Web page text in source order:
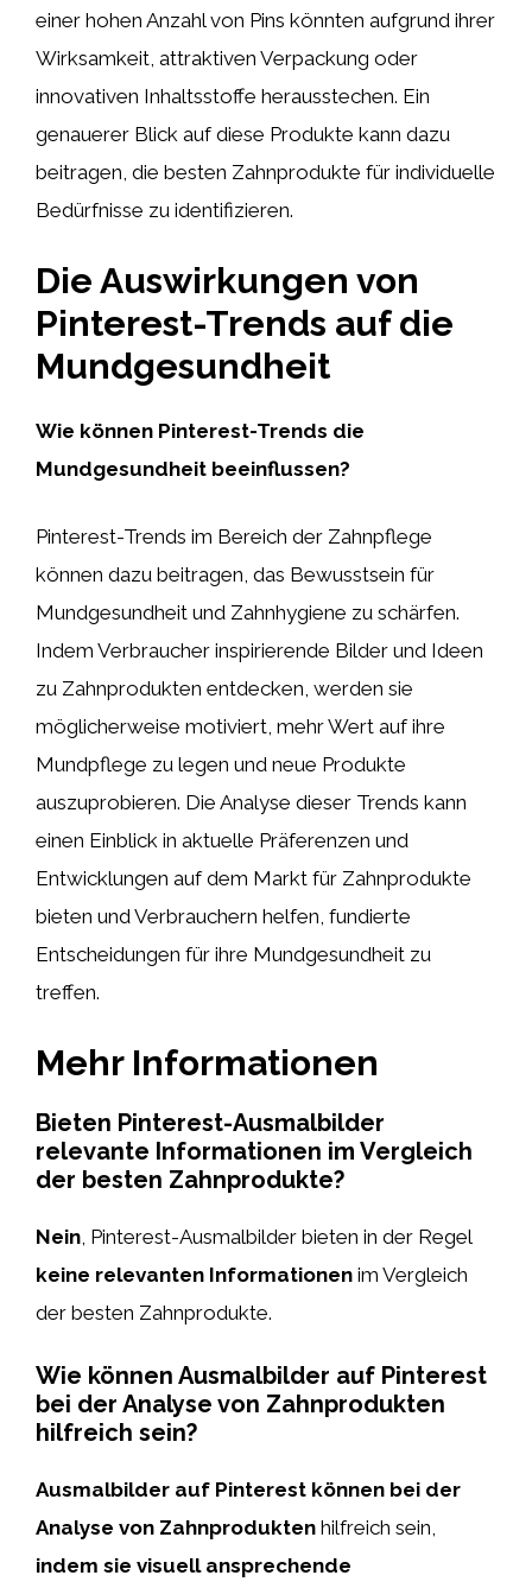
einer hohen Anzahl von Pins könnten aufgrund ihrer
Wirksamkeit, attraktiven Verpackung oder
innovativen Inhaltsstoffe herausstechen. Ein
genauerer Blick auf diese Produkte kann dazu
beitragen, die besten Zahnprodukte für individuelle
Bedürfnisse zu identifizieren.
Die Auswirkungen von
Pinterest-Trends auf die
Mundgesundheit
Wie können Pinterest-Trends die
Mundgesundheit beeinflussen?
Pinterest-Trends im Bereich der Zahnpflege
können dazu beitragen, das Bewusstsein für
Mundgesundheit und Zahnhygiene zu schärfen.
Indem Verbraucher inspirierende Bilder und Ideen
zu Zahnprodukten entdecken, werden sie
möglicherweise motiviert, mehr Wert auf ihre
Mundpflege zu legen und neue Produkte
auszuprobieren. Die Analyse dieser Trends kann
einen Einblick in aktuelle Präferenzen und
Entwicklungen auf dem Markt für Zahnprodukte
bieten und Verbrauchern helfen, fundierte
Entscheidungen für ihre Mundgesundheit zu
treffen.
Mehr Informationen
Bieten Pinterest-Ausmalbilder
relevante Informationen im Vergleich
der besten Zahnprodukte?
Nein , Pinterest-Ausmalbilder bieten in der Regel
keine relevanten Informationen im Vergleich
der besten Zahnprodukte.
Wie können Ausmalbilder auf Pinterest
bei der Analyse von Zahnprodukten
hilfreich sein?
Ausmalbilder auf Pinterest können bei der
Analyse von Zahnprodukten hilfreich sein,
indem sie visuell ansprechende